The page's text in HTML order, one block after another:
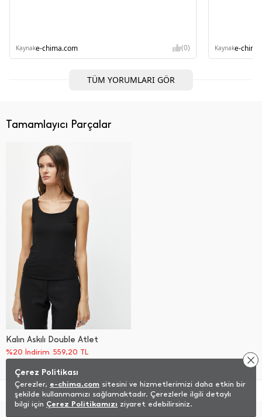
Kaynake-chima.com (0) Kaynake-
TÜM YORUMLARI GÖR
Tamamlayıcı Parçalar
Kalın Askılı Double Atlet
%20 İndirim 559,20 TL
Çerez Politikası
Çerezler, e-chima.com sitesini ve hizmetlerimizi daha etkin bir
şekilde kullanmamızı sağlamaktadır. Çerezlerle ilgili detaylı
bilgi için Çerez Politikamızı ziyaret edebilirsiniz.